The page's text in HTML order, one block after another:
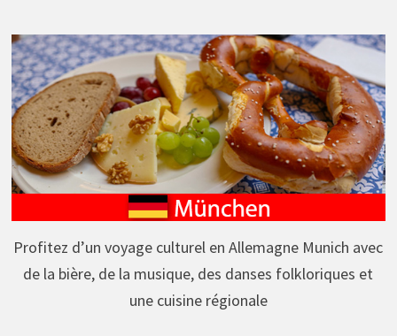
Profitez d’un voyage culturel en Allemagne Munich avec
de la bière, de la musique, des danses folkloriques et
une cuisine régionale